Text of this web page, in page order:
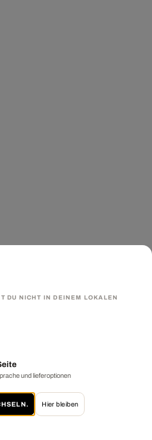
DU NICHT IN DEINEM LOKALEN
und lieferoptionen
Hier bleiben